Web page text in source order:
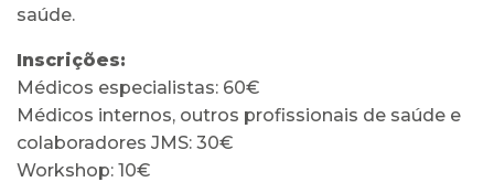
saúde.
Inscrições:
Médicos especialistas: 60€
Médicos internos, outros profissionais de saúde e
colaboradores JMS: 30€
Workshop: 10€